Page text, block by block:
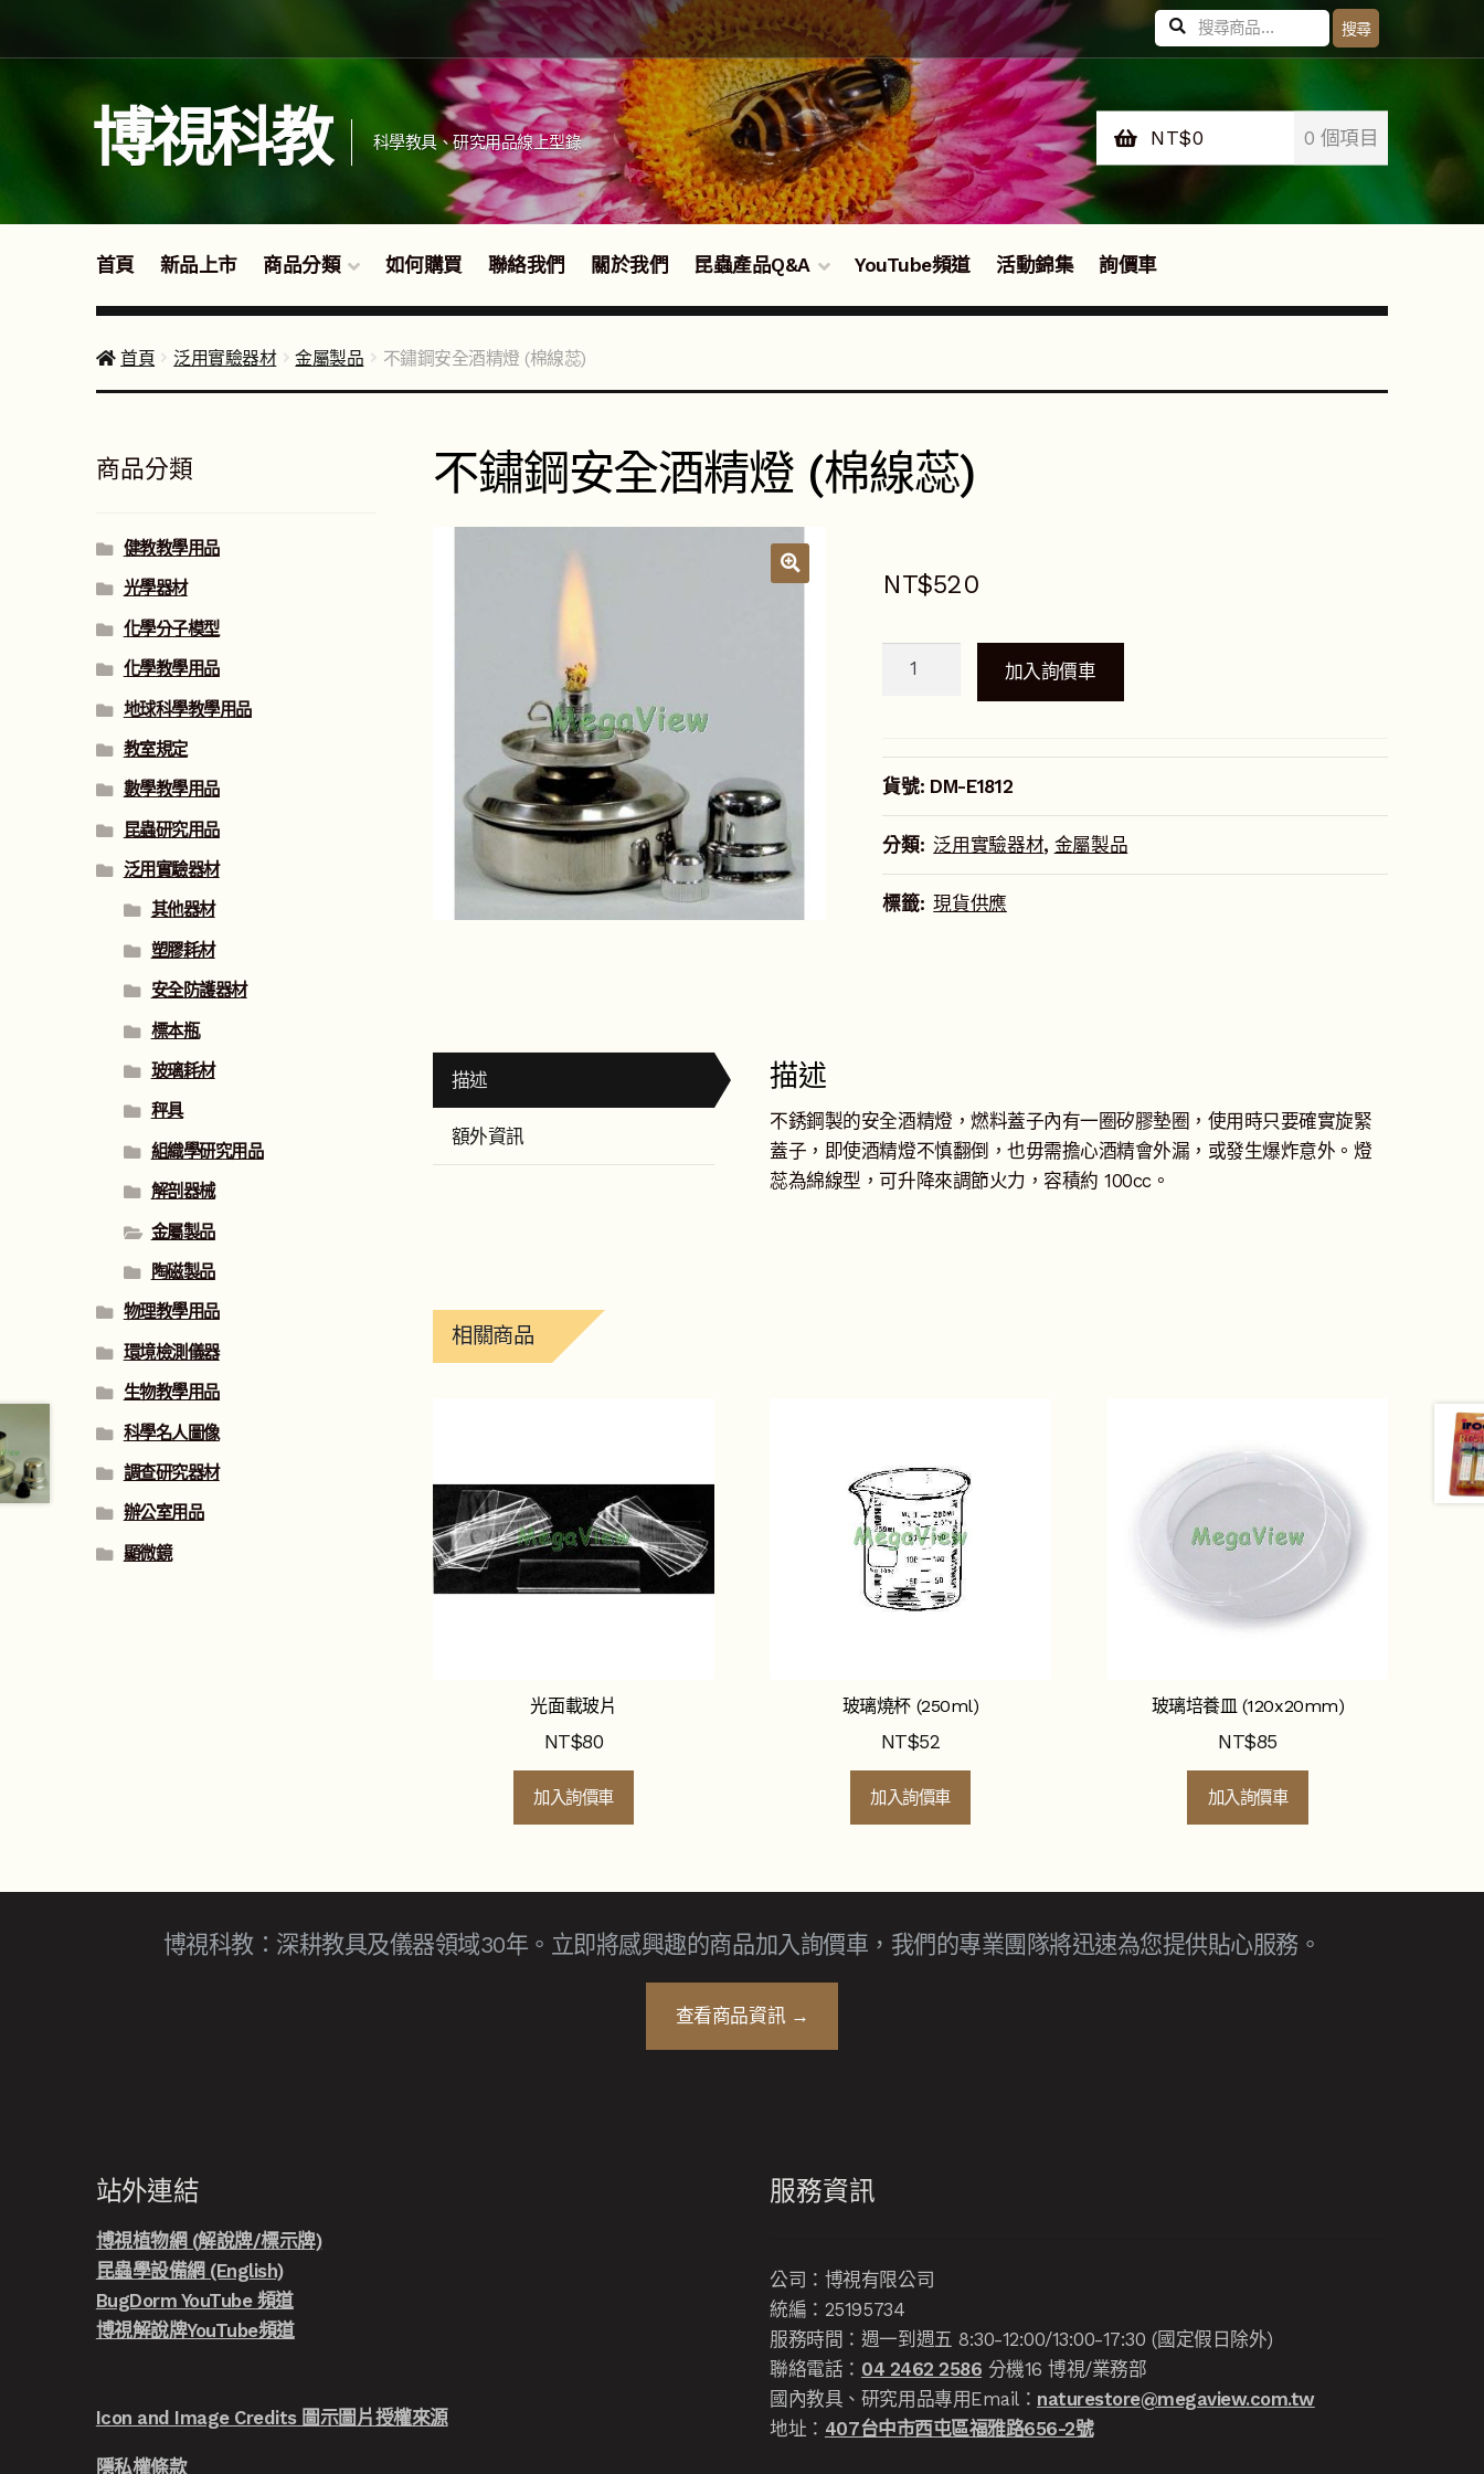
覽
列
要
內
容
搜
尋
關
字:
搜尋
博視科教 科學教具、研究用品線上型錄 NT$0 0 個項目
首頁 新品上市 商品分類 如何購買 聯絡我們 關於我們 昆蟲產品Q&A YouTube頻道 活動錦集 詢價車
首頁 泛用實驗器材 金屬製品 不鏽鋼安全酒精燈 (棉線蕊)
不鏽鋼安全酒精燈 (棉線蕊)
NT$520
全
精
(棉
加入詢價車
貨號: DM-E1812
分類: 泛用實驗器材, 金屬製品
標籤: 現貨供應
描述
額外資訊
描述
不銹鋼製的安全酒精燈，燃料蓋子內有一圈矽膠墊圈，使用時只要確實旋緊
蓋子，即使酒精燈不慎翻倒，也毋需擔心酒精會外漏，或發生爆炸意外。燈
蕊為綿線型，可升降來調節火力，容積約 100cc。
相關商品
光面載玻片
NT$80
加入詢價車
玻璃燒杯 (250ml)
NT$52
加入詢價車
玻璃培養皿 (120x20mm)
NT$85
加入詢價車
商品分類
健教教學用品
光學器材
化學分子模型
化學教學用品
地球科學教學用品
教室規定
數學教學用品
昆蟲研究用品
泛用實驗器材
其他器材
塑膠耗材
安全防護器材
標本瓶
玻璃耗材
秤具
組織學研究用品
解剖器械
金屬製品
陶磁製品
物理教學用品
環境檢測儀器
生物教學用品
科學名人圖像
調查研究器材
辦公室用品
顯微鏡
博視科教：深耕教具及儀器領域30年。立即將感興趣的商品加入詢價車，我們的專業團隊將迅速為您提供貼心服務。
查看商品資訊 →
站外連結
博視植物網 (解說牌/標示牌)
昆蟲學設備網 (English)
BugDorm YouTube 頻道
博視解說牌YouTube頻道
Icon and Image Credits 圖示圖片授權來源
隱私權條款
服務資訊
公司：博視有限公司
統編：25195734
服務時間：週一到週五 8:30-12:00/13:00-17:30 (國定假日除外)
聯絡電話： 04 2462 2586 分機16 博視/業務部
國內教具、研究用品專用Email： naturestore@megaview.com.tw
地址： 407台中市西屯區福雅路656-2號